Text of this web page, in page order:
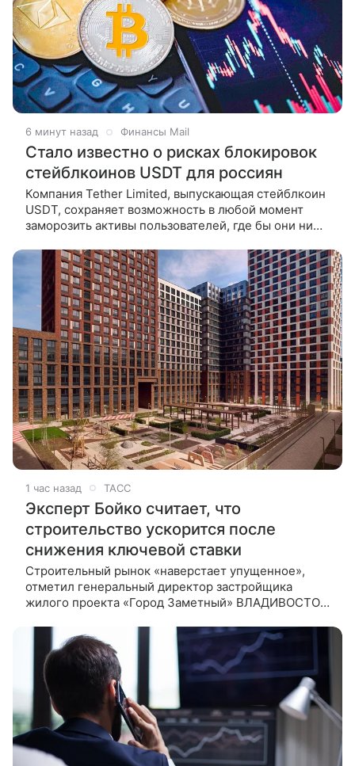
6 минут назад Финансы Mail
Стало известно о рисках блокировок
стейблкоинов USDT для россиян
Компания Tether Limited, выпускающая стейблкоин
USDT, сохраняет возможность в любой момент
заморозить активы пользователей, где бы они ни
сделал председатель банка
1 час назад ТАСС
Эксперт Бойко считает, что
строительство ускорится после
снижения ключевой ставки
Строительный рынок «наверстает упущенное»,
отметил генеральный директор застройщика
жилого проекта «Город Заметный» ВЛАДИВОСТОК,
людей поддерживают